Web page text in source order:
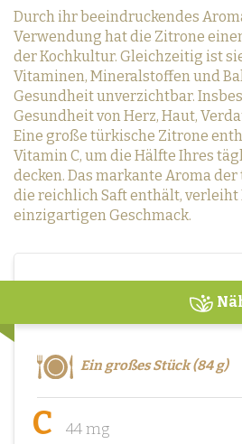
Durch ihr beeindruckendes
Verwendung hat die Zitrone
der Kochkultur. Gleichzeitig ist
Vitaminen, Mineralstoffen und
Gesundheit unverzichtbar.
Gesundheit von Herz, Haut,
Eine große türkische Zitrone
Vitamin C, um die Hälfte Ihres
decken. Das markante Aroma
die reichlich Saft enthält, verleiht
einzigartigen Geschmack.
Ein großes Stück (84 g)
C 44 mg